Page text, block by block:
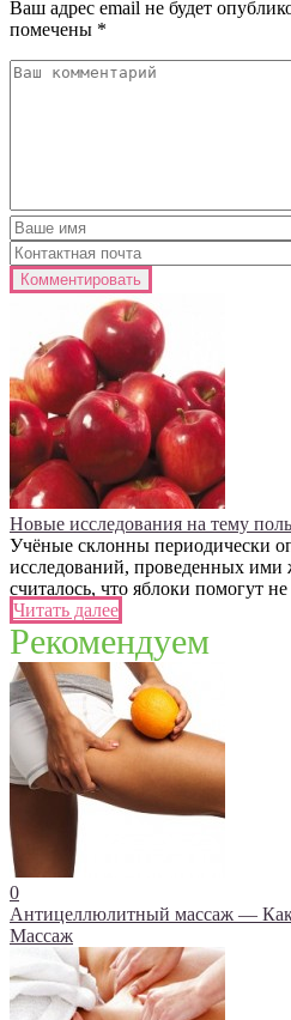
Ваш адрес email не будет
помечены *
Новые исследования на тему
Учёные склонны периодически
исследований, проведенных ими
считалось, что яблоки помогут не
Читать далее
Рекомендуем
0
Антицеллюлитный массаж — Как
Массаж